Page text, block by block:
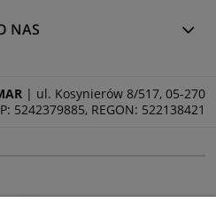
NAS
| ul. Kosynierów 8/517, 05-270
5242379885, REGON: 522138421